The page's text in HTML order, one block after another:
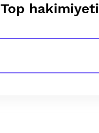
Top hakimiyeti